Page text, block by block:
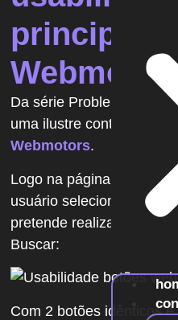
principal do
Da série Problemas de
uma ilustre contribuição
Webmotors.
Logo na página principal,
usuário seleciona os
pretende realizar. Em
Buscar:
Com 2 botões idênticos